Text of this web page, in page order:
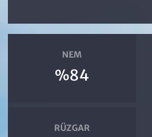
NEM
%84
RÜZGAR